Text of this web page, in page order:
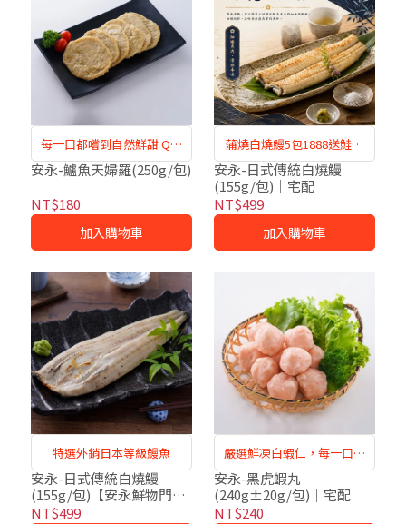
每一口都嚐到自然鮮甜 Q彈
有勁
安永-鱸魚天婦羅(250g/包)
NT$180
加入購物車
蒲燒白燒鰻5包1888送鮭魚
肉
安永-日式傳統白燒鰻
(155g/包)｜宅配
NT$499
加入購物車
特選外銷日本等級鰻魚
安永-日式傳統白燒鰻
(155g/包)【安永鮮物門市
自取】
NT$499
嚴選鮮凍白蝦仁，每一口都
嚐得到自然鮮甜
安永-黑虎蝦丸
(240g±20g/包)｜宅配
NT$240